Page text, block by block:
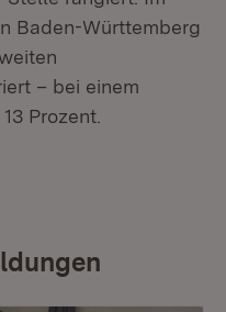
Baden-Württemberg
– bei einem
Prozent.